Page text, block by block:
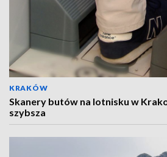
KRAKÓW
Skanery butów na lotnisku w
szybsza